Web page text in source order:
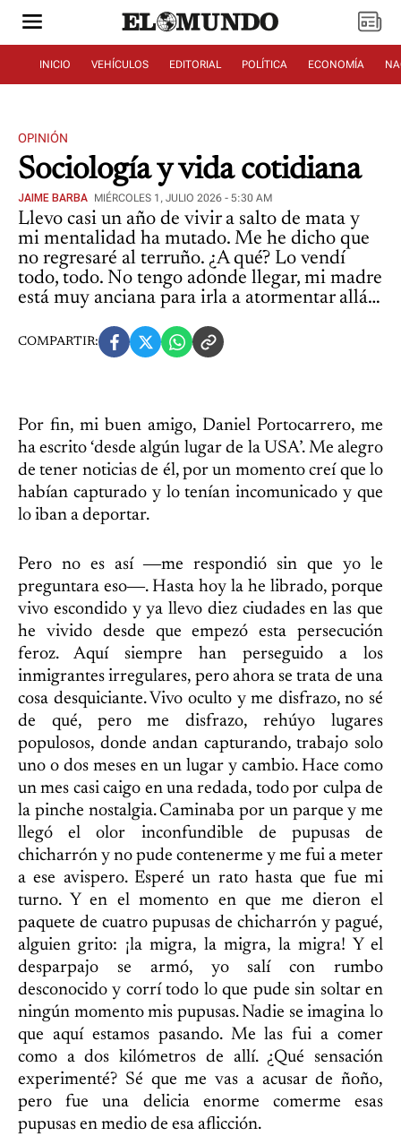
INICIO VEHÍCULOS EDITORIAL POLÍTICA ECONOMÍA
OPINIÓN
Sociología y vida cotidiana
JAIME BARBA MIÉRCOLES 1, JULIO 2026 - 5:30 AM
Llevo casi un año de vivir a salto de mata y
mi mentalidad ha mutado. Me he dicho que
no regresaré al terruño. ¿A qué? Lo vendí
todo, todo. No tengo adonde llegar, mi madre
está muy anciana para irla a atormentar allá…
COMPARTIR:
Por fin, mi buen amigo, Daniel Portocarrero, me
ha escrito ‘desde algún lugar de la USA’. Me alegro
de tener noticias de él, por un momento creí que lo
habían capturado y lo tenían incomunicado y que
lo iban a deportar.
Pero no es así ―me respondió sin que yo le
preguntara eso―. Hasta hoy la he librado, porque
vivo escondido y ya llevo diez ciudades en las que
he vivido desde que empezó esta persecución
feroz. Aquí siempre han perseguido a los
inmigrantes irregulares, pero ahora se trata de una
cosa desquiciante. Vivo oculto y me disfrazo, no sé
de qué, pero me disfrazo, rehúyo lugares
populosos, donde andan capturando, trabajo solo
uno o dos meses en un lugar y cambio. Hace como
un mes casi caigo en una redada, todo por culpa de
la pinche nostalgia. Caminaba por un parque y me
llegó el olor inconfundible de pupusas de
chicharrón y no pude contenerme y me fui a meter
a ese avispero. Esperé un rato hasta que fue mi
turno. Y en el momento en que me dieron el
paquete de cuatro pupusas de chicharrón y pagué,
alguien grito: ¡la migra, la migra, la migra! Y el
desparpajo se armó, yo salí con rumbo
desconocido y corrí todo lo que pude sin soltar en
ningún momento mis pupusas. Nadie se imagina lo
que aquí estamos pasando. Me las fui a comer
como a dos kilómetros de allí. ¿Qué sensación
experimenté? Sé que me vas a acusar de ñoño,
pero fue una delicia enorme comerme esas
pupusas en medio de esa aflicción.